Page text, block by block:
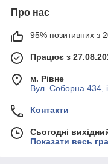
Про нас
95% позитивних з
Працює з
м. Рівне
Вул. Соборна 434,
Контакти
Сьогодні
Показати весь